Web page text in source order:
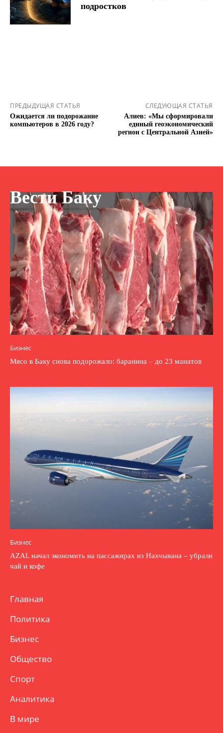
подростков
ПРЕДЫДУЩАЯ СТАТЬЯ
Ожидается ли подорожание
компьютеров в 2026 году?
СЛЕДУЮЩАЯ СТАТЬЯ
Алиев: «Мы сформировали
единый геоэкономический
регион с Центральной Азией»
Вести Баку
Бизнес
Мясо в Баку снова подорожало: баранина – до 23 манатов
Бизнес
AZAL начал экономить на пассажирах из Нахчывана – убрали
чай и кофе
Главная
Политика
Бизнес
Общество
Спорт
Аналитика
В мире